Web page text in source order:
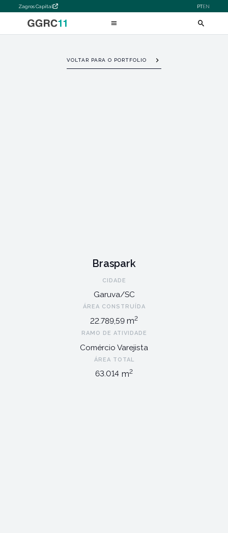
Zagros Capital PTEN
VOLTAR PARA O PORTFOLIO
Braspark
CIDADE
Garuva/SC
ÁREA CONSTRUÍDA
22.789,59 m2
RAMO DE ATIVIDADE
Comércio Varejista
ÁREA TOTAL
63.014 m2